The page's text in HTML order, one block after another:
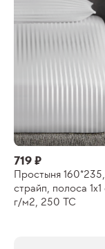
719 ₽
Простыня
страйп, полоса
г/м2, 250 ТС